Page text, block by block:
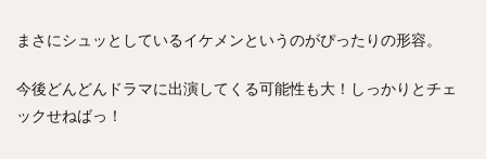
まさにシュッとしているイケメンというのがぴったりの形容。
今後どんどんドラマに出演してくる可能性も大！しっかりとチェ
ックせねばっ！